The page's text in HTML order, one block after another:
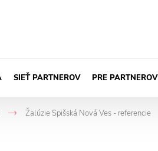
SIEŤ PARTNEROV PRE PARTNEROV
Žalúzie Spišská Nová Ves - referencie